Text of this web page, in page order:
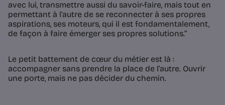
avec lui, transmettre aussi du savoir-faire, mais tout en
permettant à l’autre de se reconnecter à ses propres
aspirations, ses moteurs, qui il est fondamentalement,
de façon à faire émerger ses propres solutions.”
Le petit battement de cœur du métier est là :
accompagner sans prendre la place de l’autre. Ouvrir
une porte, mais ne pas décider du chemin.